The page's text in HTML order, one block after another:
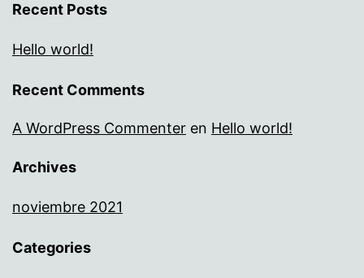
Recent Posts
Hello world!
Recent Comments
A WordPress Commenter en Hello world!
Archives
noviembre 2021
Categories